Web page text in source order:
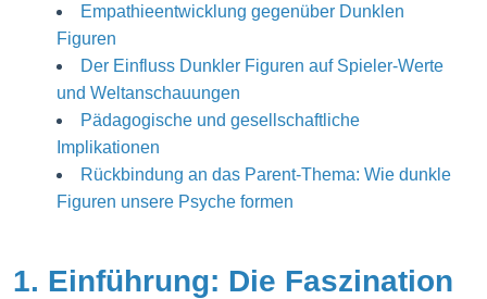
Empathieentwicklung gegenüber Dunklen
Figuren
Der Einfluss Dunkler Figuren auf Spieler-Werte
und Weltanschauungen
Pädagogische und gesellschaftliche
Implikationen
Rückbindung an das Parent-Thema: Wie dunkle
Figuren unsere Psyche formen
1. Einführung: Die Faszination